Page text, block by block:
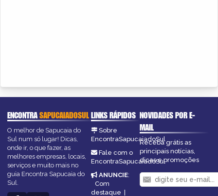
ENCONTRASAPUCAIADOSUL
O melhor de Sapucaia do
Sul num só lugar! Dicas,
onde ir, o que fazer, as
melhores empresas, locais,
serviços e muito mais no
guia Encontra Sapucaia do
Sul.
LINKS RÁPIDOS
Sobre
EncontraSapucaiadoSul
Fale com o
EncontraSapucaiadoSul
ANUNCIE:
Com
destaque |
NOVIDADES POR E-
MAIL
Receba grátis as
principais notícias,
dicas e promoções